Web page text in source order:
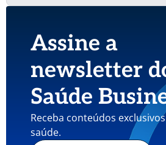
Assine a
newsletter
Saúde
Receba conteúdos
saúde.